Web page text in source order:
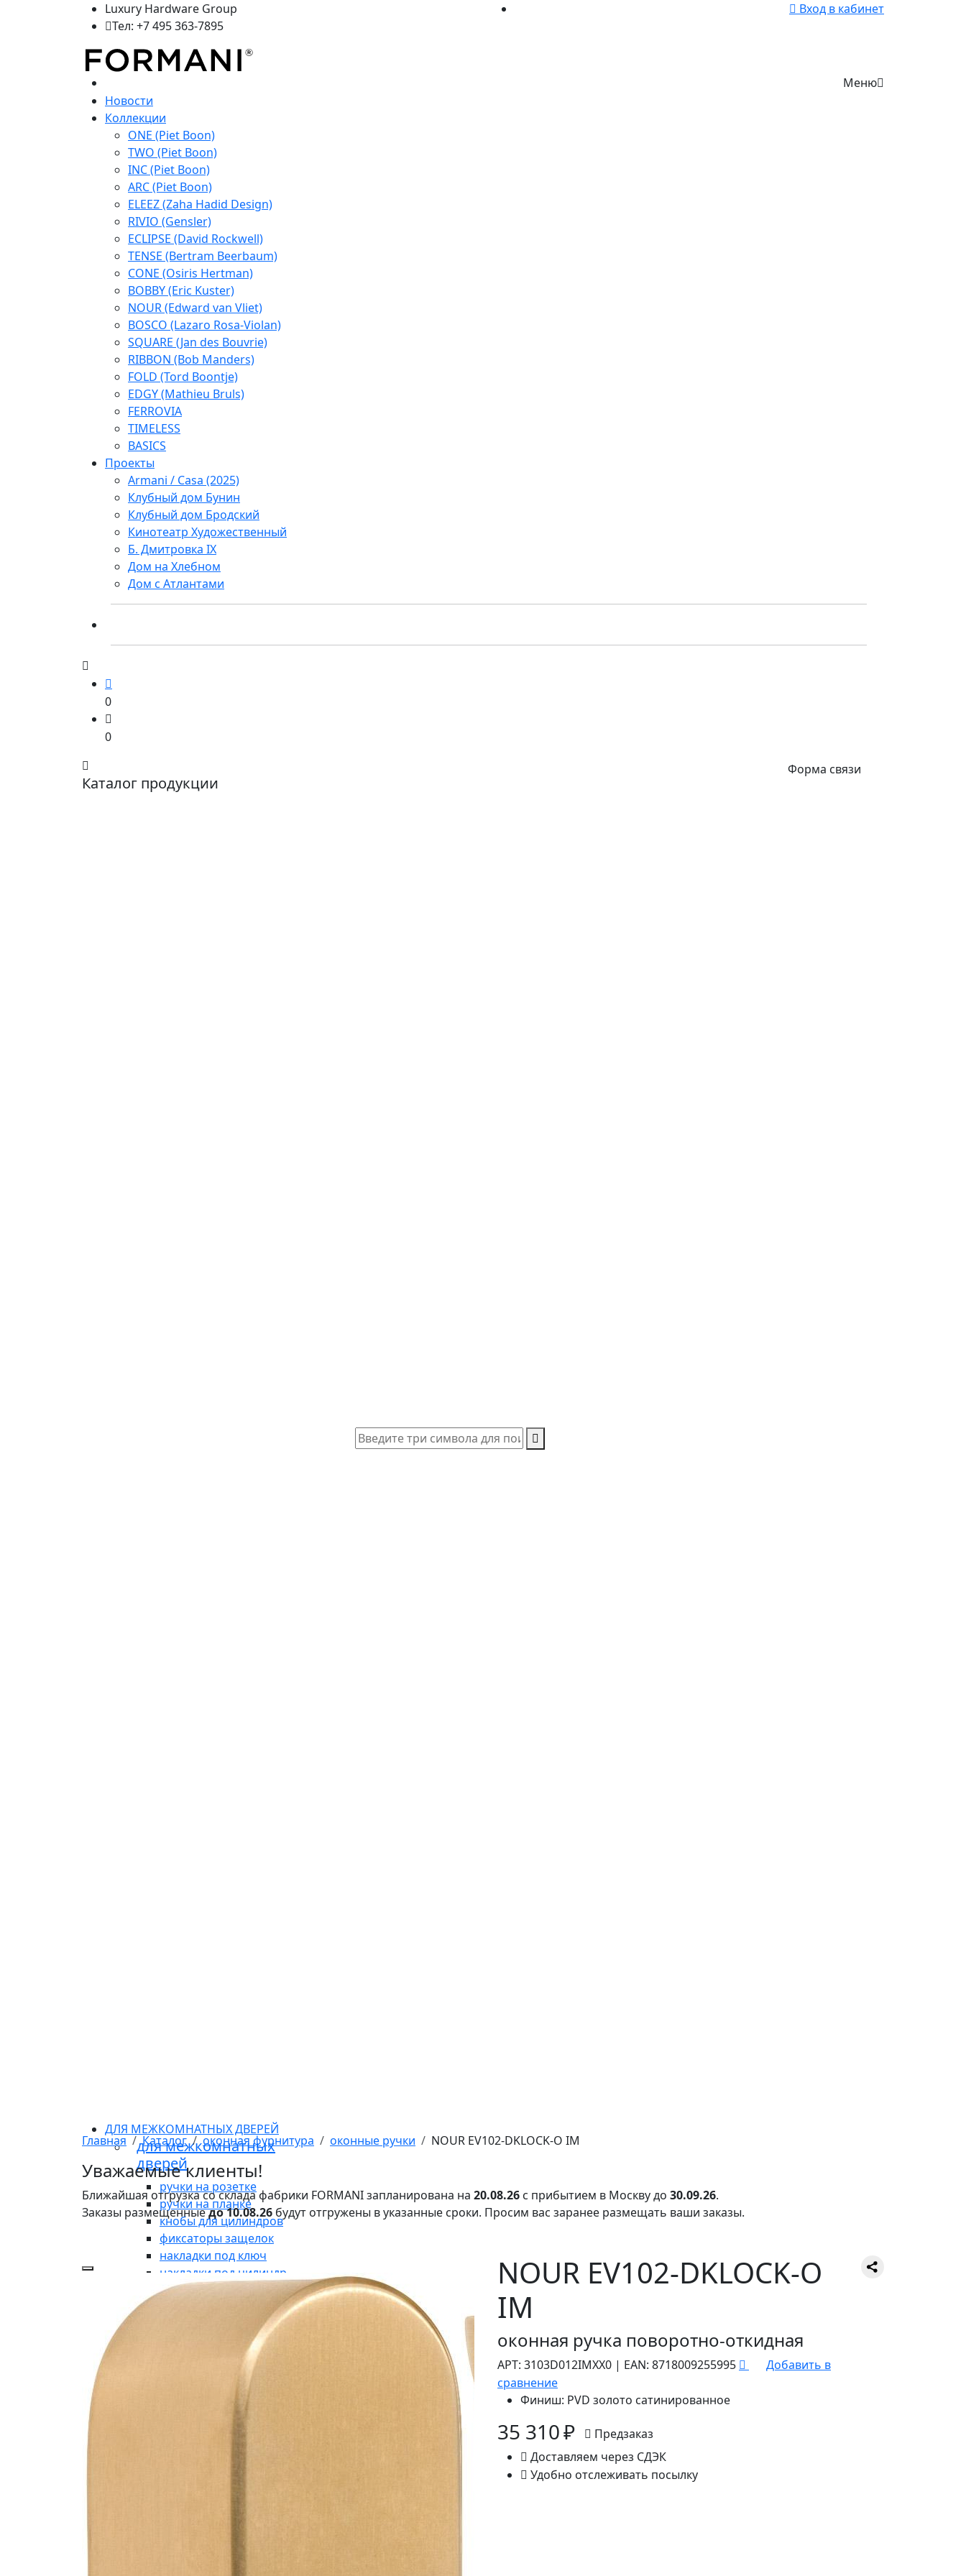
Luxury Hardware Group
Тел: +7 495 363-7895
Вход в кабинет
Меню
Новости
Коллекции
ONE (Piet Boon)
TWO (Piet Boon)
INC (Piet Boon)
ARC (Piet Boon)
ELEEZ (Zaha Hadid Design)
RIVIO (Gensler)
ECLIPSE (David Rockwell)
TENSE (Bertram Beerbaum)
CONE (Osiris Hertman)
BOBBY (Eric Kuster)
NOUR (Edward van Vliet)
BOSCO (Lazaro Rosa-Violan)
SQUARE (Jan des Bouvrie)
RIBBON (Bob Manders)
FOLD (Tord Boontje)
EDGY (Mathieu Bruls)
FERROVIA
TIMELESS
BASICS
Проекты
Armani / Casa (2025)
Клубный дом Бунин
Клубный дом Бродский
Кинотеатр Художественный
Б. Дмитровка IX
Дом на Хлебном
Дом с Атлантами
0
0
Каталог продукции
ДЛЯ МЕЖКОМНАТНЫХ ДВЕРЕЙ
для межкомнатных
дверей
ручки на розетке
ручки на планке
кнобы для цилиндров
фиксаторы защелок
накладки под ключ
накладки под цилиндр
аксессуары
ДЛЯ ВХОДНЫХ ГРУПП
для входных групп
рукоятки без розетки
броне-накладки
кнопки дверного звонка
Форма связи
Главная Каталог оконная фурнитура оконные ручки NOUR EV102-DKLOCK-O IM
Уважаемые клиенты!
Ближайшая отгрузка со склада фабрики FORMANI запланирована на 20.08.26 с прибытием в Москву до 30.09.26.
Заказы размещенныедо 10.08.26 будут отгружены в указанные сроки. Просим вас заранее размещать ваши заказы.
NOUR EV102-DKLOCK-O
IM
оконная ручка поворотно-откидная
АРТ: 3103D012IMXX0 | EAN: 8718009255995
Добавить в
сравнение
Финиш: PVD золото сатинированное
35 310 ₽
Предзаказ
Доставляем через СДЭК
Удобно отслеживать посылку